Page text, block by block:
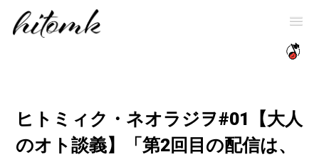
ヒトミィク・ネオラジヲ#01【大人
のオト談義】「第2回目の配信は、